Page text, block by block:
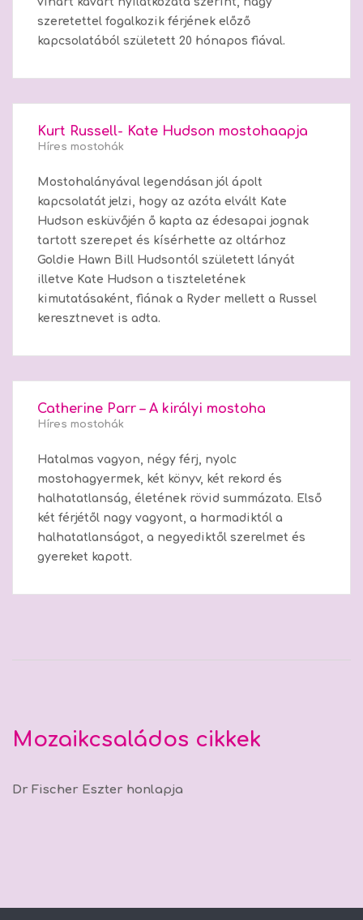
szeretettel fogalkozik férjének előző
kapcsolatából született 20 hónapos fiával.
Kurt Russell- Kate Hudson mostohaapja
Híres mostohák
Mostohalányával legendásan jól ápolt
kapcsolatát jelzi, hogy az azóta elvált Kate
Hudson esküvőjén ő kapta az édesapai jognak
tartott szerepet és kísérhette az oltárhoz
Goldie Hawn Bill Hudsontól született lányát
illetve Kate Hudson a tiszteletének
kimutatásaként, fiának a Ryder mellett a Russel
keresztnevet is adta.
Catherine Parr – A királyi mostoha
Híres mostohák
Hatalmas vagyon, négy férj, nyolc
mostohagyermek, két könyv, két rekord és
halhatatlanság, életének rövid summázata. Első
két férjétől nagy vagyont, a harmadiktól a
halhatatlanságot, a negyediktől szerelmet és
gyereket kapott.
Mozaikcsaládos cikkek
Dr Fischer Eszter honlapja